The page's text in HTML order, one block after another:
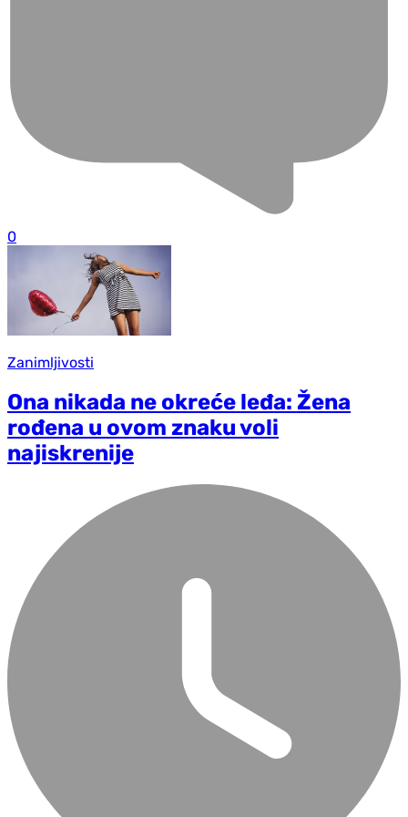
0
Zanimljivosti
Ona nikada ne okreće leđa: Žena
rođena u ovom znaku voli
najiskrenije